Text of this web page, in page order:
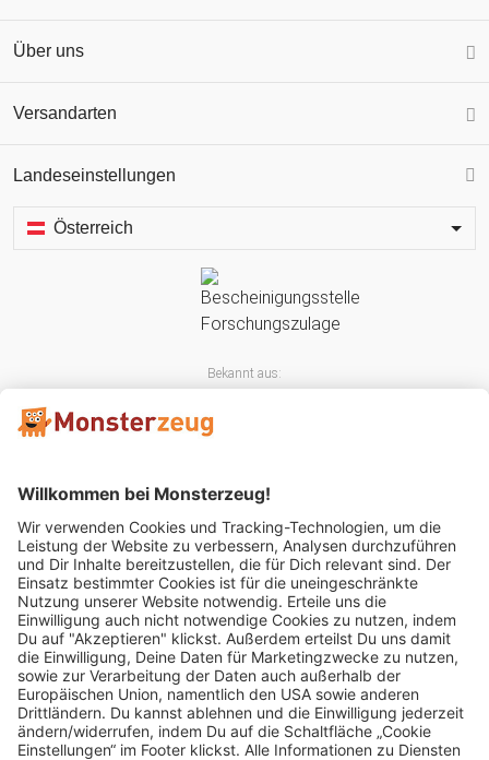
Über uns
Versandarten
Landeseinstellungen
Österreich
Bekannt aus:
Mitglied im: